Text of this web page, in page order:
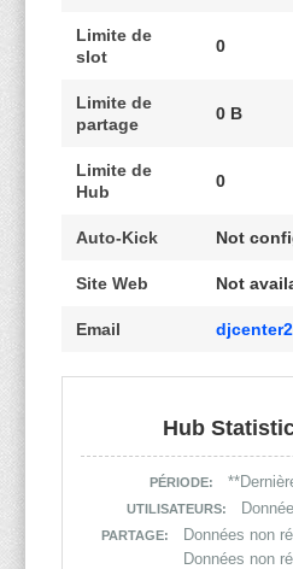
Limite de
slot
0
Limite de
partage
0 B
Limite de
Hub
0
Auto-Kick Not
Site Web Not
Email
Hub
PÉRIODE:
UTILISATEURS:
PARTAGE: Données non
Données non